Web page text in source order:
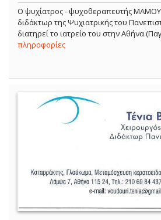
Ο ψυχίατρος - ψυχοθεραπευτής
διδάκτωρ της Ψυχιατρικής του
διατηρεί το ιατρείο του στην Αθήνα
πληροφορίες